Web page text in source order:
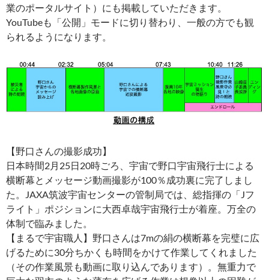
業のポータルサイト）にも掲載していただきます。
YouTubeも「公開」モードに切り替わり、一般の方でも観
られるようになります。
【野口さんの撮影成功】
日本時間2月25日20時ごろ、宇宙で野口宇宙飛行士による
横断幕とメッセージ動画撮影が100％成功裏に完了しまし
た。JAXA筑波宇宙センターの管制局では、総指揮の「Jフ
ライト」ポジションに大西卓哉宇宙飛行士が着座。万全の
体制で臨みました。
【まるで宇宙職人】野口さんは7mの絹の横断幕を完璧に広
げるために30分ちかくも時間をかけて作業してくれました
（その作業風景も動画に取り込んであります）。無重力で